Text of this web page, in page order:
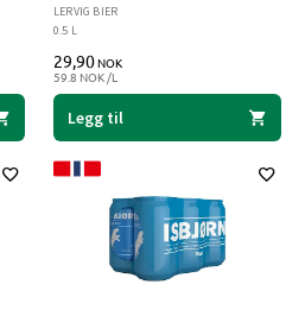
LERVIG BIER
0.5 L
29,90NOK
59.8 NOK /L
Legg til